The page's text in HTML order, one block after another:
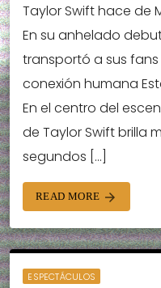
Taylor Swift hace de
En su anhelado
transportó a sus
conexión humana
En el centro del
de Taylor Swift brilla
segundos […]
READ MORE arrow_forward
ESPECTÁCULOS